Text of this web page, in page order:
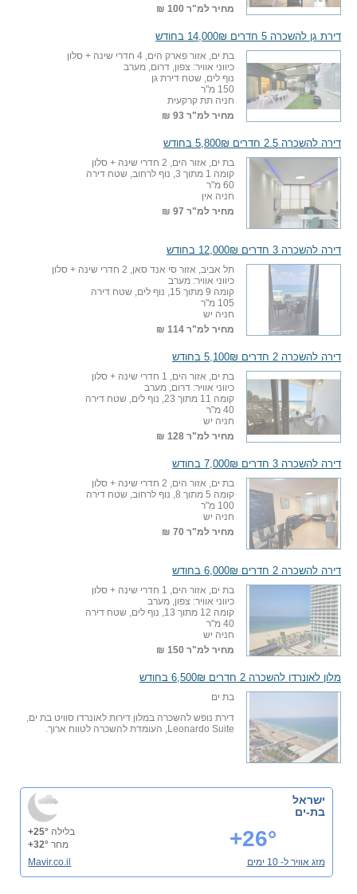
מחיר למ"ר 100 ₪
דירת גן להשכרה 5 חדרים 14,000₪ בחודש
בת ים, אזור פארק הים, 4 חדרי שינה + סלון
כיווני אוויר: צפון, דרום, מערב
נוף לים, שטח דירת גן
150 מ"ר
חניה תת קרקעית
מחיר למ"ר 93 ₪
דירה להשכרה 2.5 חדרים 5,800₪ בחודש
בת ים, אזור הים, 2 חדרי שינה + סלון
קומה 1 מתוך 3, נוף לרחוב, שטח דירה
60 מ"ר
חניה אין
מחיר למ"ר 97 ₪
דירה להשכרה 3 חדרים 12,000₪ בחודש
תל אביב, אזור סי אנד סאן, 2 חדרי שינה + סלון
כיווני אוויר: מערב
קומה 9 מתוך 15, נוף לים, שטח דירה
105 מ"ר
חניה יש
מחיר למ"ר 114 ₪
דירה להשכרה 2 חדרים 5,100₪ בחודש
בת ים, אזור הים, 1 חדרי שינה + סלון
כיווני אוויר: דרום, מערב
קומה 11 מתוך 23, נוף לים, שטח דירה
40 מ"ר
חניה יש
מחיר למ"ר 128 ₪
דירה להשכרה 3 חדרים 7,000₪ בחודש
בת ים, אזור הים, 2 חדרי שינה + סלון
קומה 5 מתוך 8, נוף לרחוב, שטח דירה
100 מ"ר
חניה יש
מחיר למ"ר 70 ₪
דירה להשכרה 2 חדרים 6,000₪ בחודש
בת ים, אזור הים, 1 חדרי שינה + סלון
כיווני אוויר: צפון, מערב
קומה 12 מתוך 13, נוף לים, שטח דירה
40 מ"ר
חניה יש
מחיר למ"ר 150 ₪
מלון לאונרדו להשכרה 2 חדרים 6,500₪ בחודש
בת ים
דירת נופש להשכרה במלון דירות לאונרדו סוויט בת ים,
Leonardo Suite, העומדת להשכרה לטווח ארוך.
ישראל
בת-ים
+26° בלילה +25°
מחר +32°
מזג אוויר ל- 10 ימים
Mavir.co.il